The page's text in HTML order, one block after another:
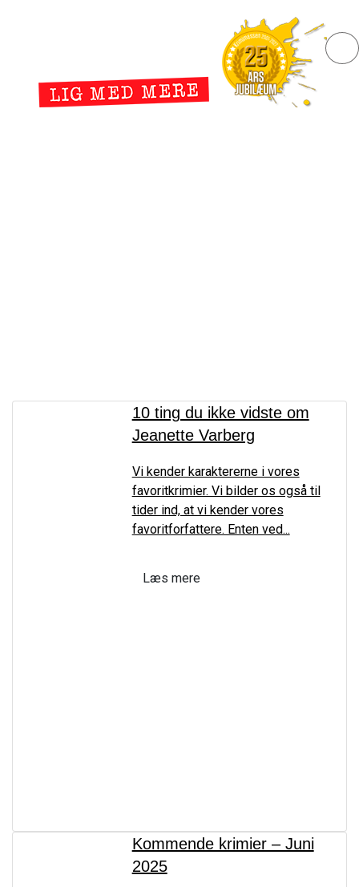
10 ting du ikke vidste om
Jeanette Varberg
Vi kender karaktererne i vores
favoritkrimier. Vi bilder os også til
tider ind, at vi kender vores
favoritforfattere. Enten ved...
Læs mere
Kommende krimier – Juni
2025